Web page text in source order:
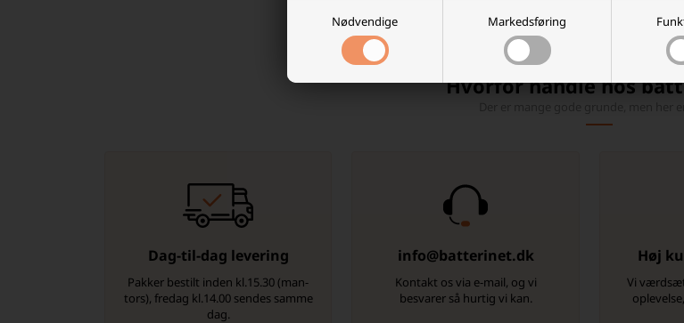
Nødvendige Markedsføring
Hvorfor handle hos
Dag-til-dag levering
Pakker bestilt inden kl.15.30 (man-
tors), fredag kl.14.00 sendes samme
dag.
info@batterinet.dk
Kontakt os via e-mail, og vi
besvarer så hurtig vi kan.
Høj
Vi